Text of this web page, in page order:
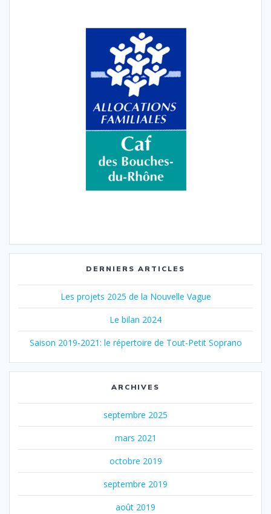
DERNIERS ARTICLES
Les projets 2025 de la Nouvelle Vague
Le bilan 2024
Saison 2019-2021: le répertoire de Tout-Petit Soprano
ARCHIVES
septembre 2025
mars 2021
octobre 2019
septembre 2019
août 2019